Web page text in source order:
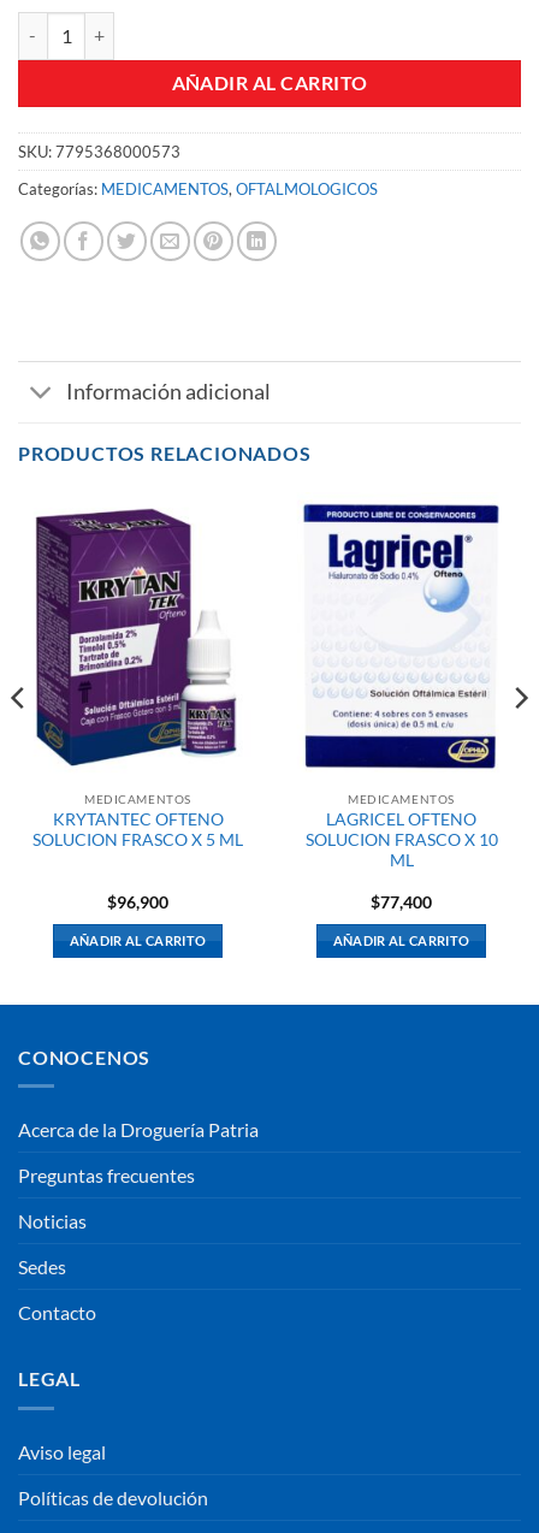
AÑADIR AL CARRITO
SKU:7795368000573
Categorías: MEDICAMENTOS, OFTALMOLOGICOS
Información adicional
PRODUCTOS RELACIONADOS
MEDICAMENTOS
KRYTANTEC OFTENO
SOLUCION FRASCO X 5 ML
$96,900
AÑADIR AL CARRITO
MEDICAMENTOS
LAGRICEL OFTENO
SOLUCION FRASCO X 10
ML
$77,400
AÑADIR AL CARRITO
CONOCENOS
Acerca de la Droguería Patria
Preguntas frecuentes
Noticias
Sedes
Contacto
LEGAL
Aviso legal
Políticas de devolución